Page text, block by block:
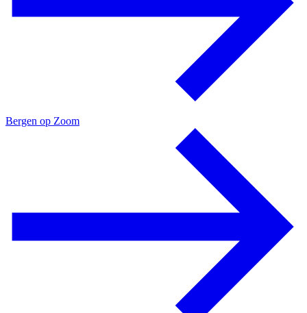
Bergen op Zoom